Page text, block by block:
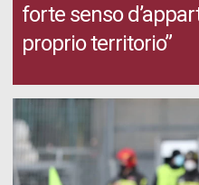
forte senso
proprio territorio”